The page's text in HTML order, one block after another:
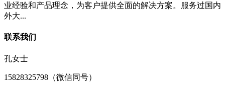
业经验和产品理念，为客户提供全面的解决方案。服务过国内
外大...
联系我们
孔女士
15828325798（微信同号）